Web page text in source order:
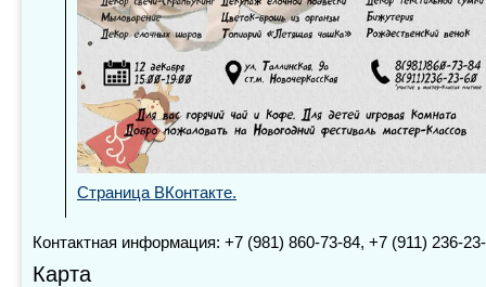
Страница ВКонтакте.
Контактная информация: +7 (981) 860-73-84, +7 (911) 236-
Карта